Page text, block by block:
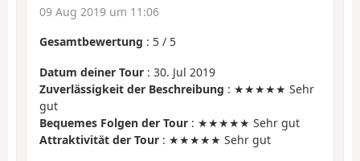
09 Aug 2019 um 11:06
Gesamtbewertung : 5 / 5
Datum deiner Tour : 30. Jul 2019
Zuverlässigkeit der Beschreibung : ★★★★★ Sehr
gut
Bequemes Folgen der Tour : ★★★★★ Sehr gut
Attraktivität der Tour : ★★★★★ Sehr gut